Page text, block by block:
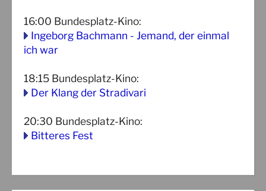
16:00 Bundesplatz-Kino:
Ingeborg Bachmann - Jemand, der einmal
ich war
18:15 Bundesplatz-Kino:
Der Klang der Stradivari
20:30 Bundesplatz-Kino:
Bitteres Fest